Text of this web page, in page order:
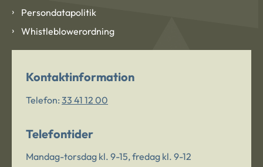
Persondatapolitik
Whistleblowerordning
Kontaktinformation
Telefon: 33 41 12 00
Telefontider
Mandag-torsdag kl. 9-15, fredag kl. 9-12